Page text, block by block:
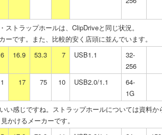
トラップホールは、ClipDriveと同じ状況。
です。また、比較的安く店頭に並んでいます。
16.9 53.3 7 USB1.1
32-
256
17 75 10 USB2.0/1.1
64-
1G
い感じですね。ストラップホールについては資料か
かけるメーカーです。